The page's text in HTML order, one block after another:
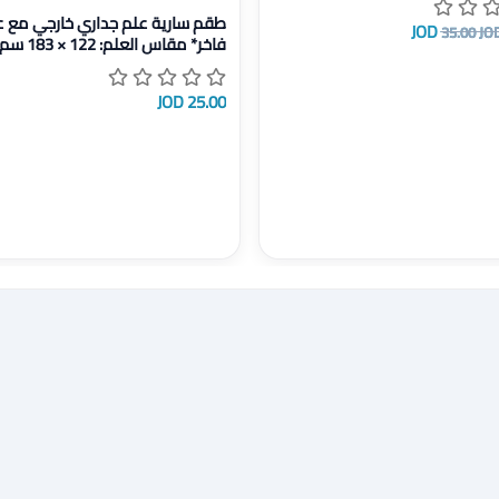
35.00
عرض تفاصيل طقم سارية علم جداري
طقم سارية علم جداري خارجي مع
قدم).
25.00 JOD